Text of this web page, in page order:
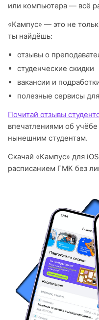
или компьютера — всё
«Кампус» — это не
ты найдёшь:
отзывы о
студенческие скидки
вакансии и
полезные сервисы
Почитай отзывы
впечатлениями об
нынешним студентам.
Скачай «Кампус» для
расписанием ГМК без